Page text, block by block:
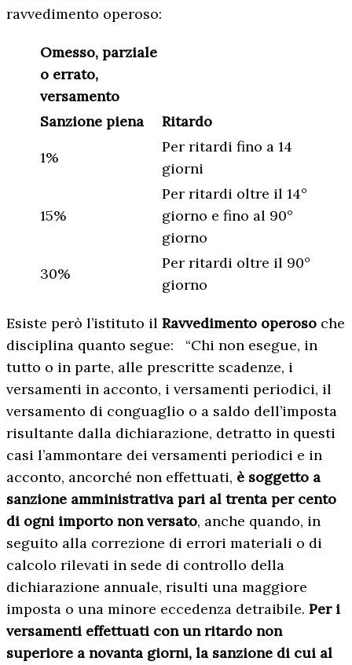
ravvedimento operoso:
Omesso, parziale
o errato,
versamento
Sanzione piena
Ritardo
1%
Per ritardi fino a 14
giorni
15%
Per ritardi oltre il 14°
giorno e fino al 90°
giorno
30%
Per ritardi oltre il 90°
giorno
Esiste però l’istituto il Ravvedimento operoso che
disciplina quanto segue: “Chi non esegue, in
tutto o in parte, alle prescritte scadenze, i
versamenti in acconto, i versamenti periodici, il
versamento di conguaglio o a saldo dell’imposta
risultante dalla dichiarazione, detratto in questi
casi l’ammontare dei versamenti periodici e in
acconto, ancorché non effettuati, è soggetto a
sanzione amministrativa pari al trenta per cento
di ogni importo non versato, anche quando, in
seguito alla correzione di errori materiali o di
calcolo rilevati in sede di controllo della
dichiarazione annuale, risulti una maggiore
imposta o una minore eccedenza detraibile. Per i
versamenti effettuati con un ritardo non
superiore a novanta giorni, la sanzione di cui al